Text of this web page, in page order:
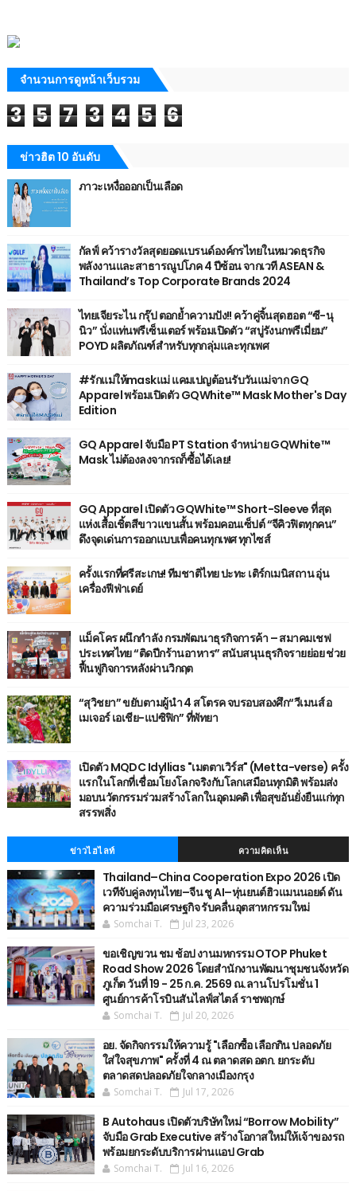
จำนวนการดูหน้าเว็บรวม
3 5 7 3 4 5 6
ข่าวฮิต 10 อันดับ
ภาวะเหงื่อออกเป็นเลือด
กัลฟ์ คว้ารางวัลสุดยอดแบรนด์องค์กรไทยในหมวดธุรกิจ
พลังงานและสาธารณูปโภค 4 ปีซ้อน จากเวที ASEAN &
Thailand’s Top Corporate Brands 2024
ไทยเจียระไน กรุ๊ป ตอกย้ำความปัง!! คว้าคู่จิ้นสุดฮอต “ซี-นุ
นิว” นั่งแท่นพรีเซ็นเตอร์ พร้อมเปิดตัว “สบู่รังนกพรีเมี่ยม”
POYD ผลิตภัณฑ์สำหรับทุกกลุ่มและทุกเพศ
#รักแม่ให้maskแม่ แคมเปญต้อนรับวันแม่จาก GQ
Apparel พร้อมเปิดตัว GQWhite™ Mask Mother's Day
Edition
GQ Apparel จับมือ PT Station จำหน่าย GQWhite™
Mask ไม่ต้องลงจากรถก็ซื้อได้เลย!
GQ Apparel เปิดตัว GQWhite™ Short-Sleeve ที่สุด
แห่งเสื้อเชิ้ตสีขาวแขนสั้น พร้อมคอนเซ็ปต์ “จีคิวฟิตทุกคน”
ดึงจุดเด่นการออกแบบเพื่อคนทุกเพศ ทุกไซส์
ครั้งแรกที่ศรีสะเกษ! ทีมชาติไทย ปะทะ เติร์กเมนิสถาน อุ่น
เครื่องฟีฟ่าเดย์
แม็คโคร ผนึกกำลัง กรมพัฒนาธุรกิจการค้า – สมาคมเชฟ
ประเทศไทย “ติดปีกร้านอาหาร” สนับสนุนธุรกิจรายย่อย ช่วย
ฟื้นฟูกิจการหลังผ่านวิกฤต
“สุวิชยา” ขยับตามผู้นำ 4 สโตรค จบรอบสองศึก“วีเมนส์ อ
เมเจอร์ เอเชีย-แปซิฟิก” ที่พัทยา
เปิดตัว MQDC Idyllias "เมตตาเวิร์ส" (Metta-verse) ครั้ง
แรกในโลกที่เชื่อมโยงโลกจริงกับโลกเสมือนทุกมิติ พร้อมส่ง
มอบนวัตกรรมร่วมสร้างโลกในอุดมคติ เพื่อสุขอันยั่งยืนแก่ทุก
สรรพสิ่ง
ข่าวไฮไลท์ ความคิดเห็น
Thailand–China Cooperation Expo 2026 เปิด
เวทีจับคู่ลงทุนไทย–จีน ชู AI–หุ่นยนต์ฮิวแมนนอยด์ ดัน
ความร่วมมือเศรษฐกิจ รับคลื่นอุตสาหกรรมใหม่
Somchai T. Jul 23, 2026
ขอเชิญขวน ชม ช้อป งานมหกรรม OTOP Phuket
Road Show 2026 โดยสำนักงานพัฒนาชุมชนจังหวัด
ภูเก็ต วันที่ 19 - 25 ก.ค. 2569 ณ.ลานโปรโมชั่น 1
ศูนย์การค้าโรบินสันไลฟ์สไตล์ ราชพฤกษ์
Somchai T. Jul 20, 2026
อย. จัดกิจกรรมให้ความรู้ "เลือกซื้อ เลือกกิน ปลอดภัย
ใส่ใจสุขภาพ" ครั้งที่ 4 ณ ตลาดสด อตก. ยกระดับ
ตลาดสดปลอดภัยใจกลางเมืองกรุง
Somchai T. Jul 17, 2026
B Autohaus เปิดตัวบริษัทใหม่ “Borrow Mobility”
จับมือ Grab Executive สร้างโอกาสใหม่ให้เจ้าของรถ
พร้อมยกระดับบริการผ่านแอป Grab
Somchai T. Jul 16, 2026